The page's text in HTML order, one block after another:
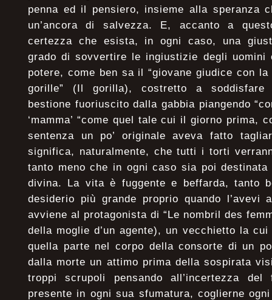
penna ed il pensiero, insieme alla speranza
un’ancora di salvezza. E, accanto a
certezza che esista, in ogni caso, una
grado di sovvertire le ingiustizie degli uomini
potere, come ben sa il “giovane giudice con la
gorille” (Il gorilla), costretto a soddisfare
bestione fuoriuscito dalla gabbia piangendo
‘mamma’ “come quel tale cui il giorno prima,
sentenza un po’ originale aveva fatto
significa, naturalmente, che tutti i torti
tanto meno che in ogni caso sia poi
divina. La vita è fuggente e beffarda, tanto
desiderio più grande proprio quando l’avevi
avviene al protagonista di “Le nombril des
della moglie d’un agente), un vecchietto la
quella parte nel corpo della consorte di un
dalla morte un attimo prima della sospirata
troppi scrupoli pensando all’incertezza
presente in ogni sua sfumatura, coglierne